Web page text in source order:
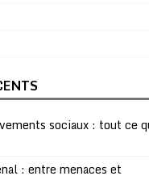
sociaux : tout ce
: entre menaces et